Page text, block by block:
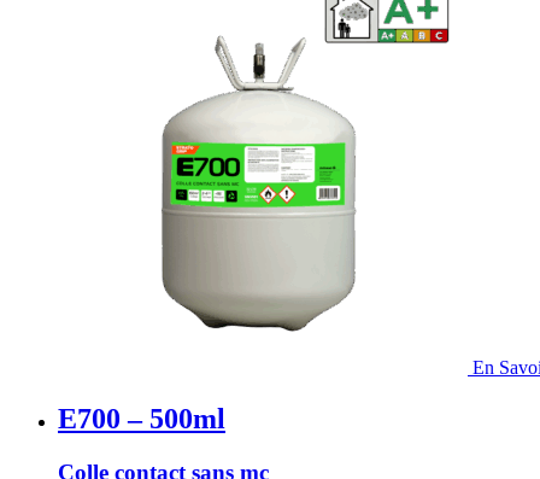
En
E700 – 500ml
Colle contact sans mc